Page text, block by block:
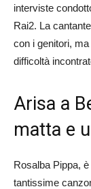
interviste
Rai2. La
con i genitori,
difficoltà
Arisa a
matta e
Rosalba Pippa,
tantissime